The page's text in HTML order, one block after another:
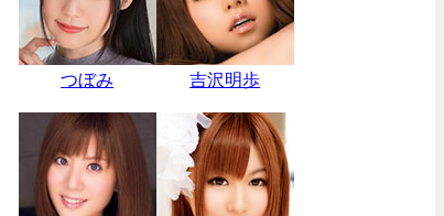
つぼみ 吉沢明歩